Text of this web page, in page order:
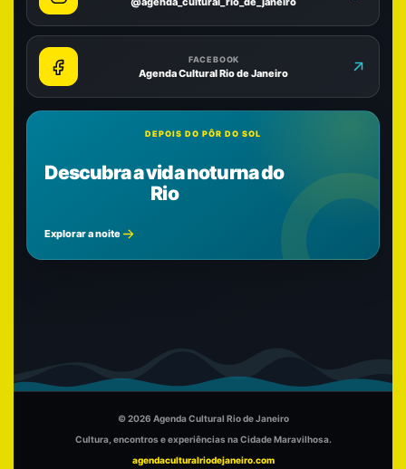
FACEBOOK
Agenda Cultural Rio de Janeiro
DEPOIS DO PÔR DO SOL
Descubra a vida noturna do
Rio
Explorar a noite
© 2026 Agenda Cultural Rio de Janeiro
Cultura, encontros e experiências na Cidade Maravilhosa.
agendaculturalriodejaneiro.com